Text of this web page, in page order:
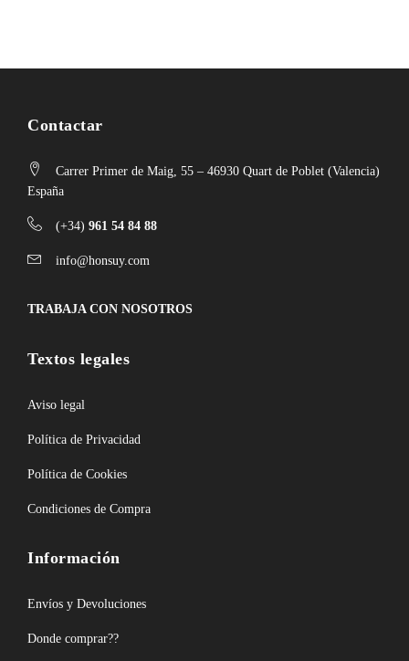
Contactar
Carrer Primer de Maig, 55 – 46930 Quart de Poblet (Valencia)
España
(+34) 961 54 84 88
info@honsuy.com
TRABAJA CON NOSOTROS
Textos legales
Aviso legal
Política de Privacidad
Política de Cookies
Condiciones de Compra
Información
Envíos y Devoluciones
Donde comprar??